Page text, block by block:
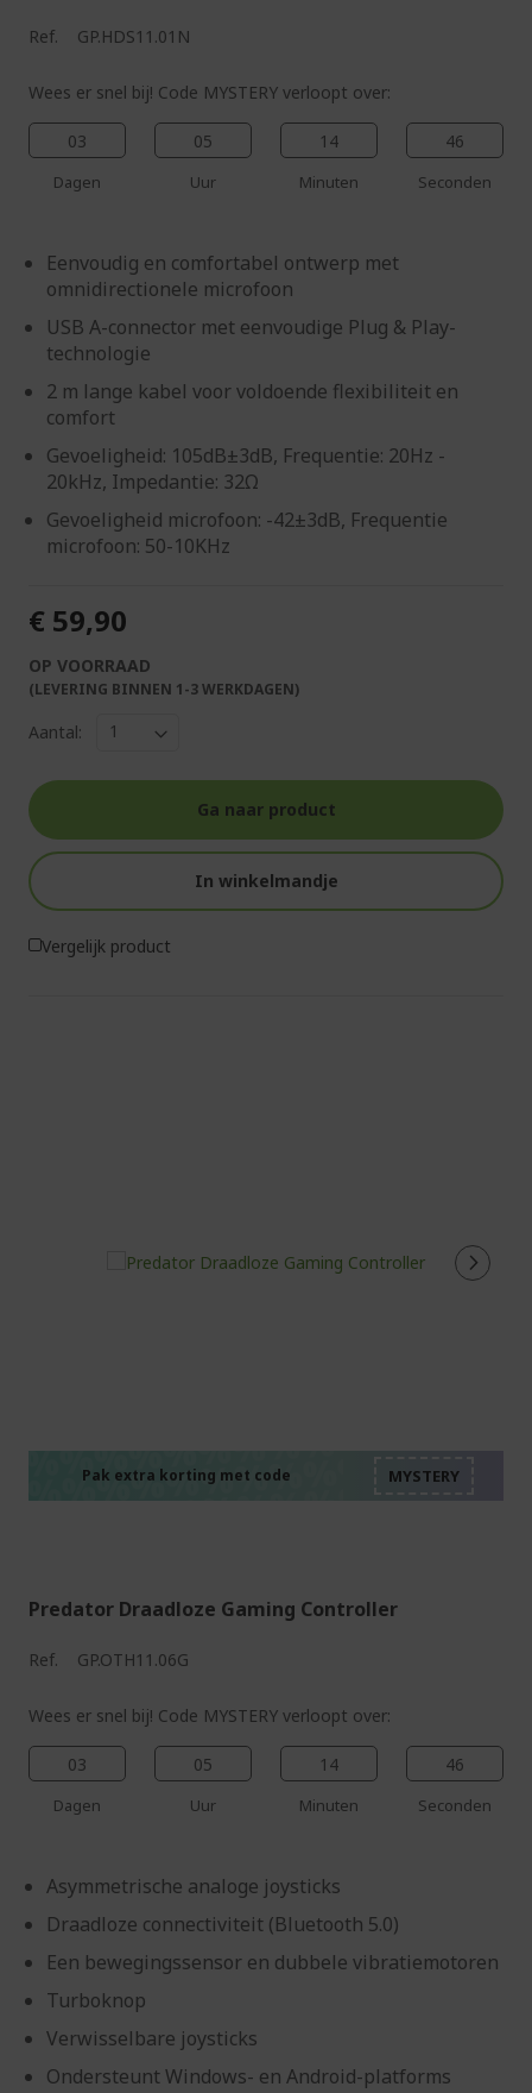
Ref. GP.HDS11.01N
Wees er snel bij! Code MYSTERY verloopt over:
03
Dagen
05
Uur
14
Minuten
45
Seconden
Eenvoudig en comfortabel ontwerp met
omnidirectionele microfoon
USB A-connector met eenvoudige Plug & Play-
technologie
2 m lange kabel voor voldoende flexibiliteit en
comfort
Gevoeligheid: 105dB±3dB, Frequentie: 20Hz -
20kHz, Impedantie: 32Ω
Gevoeligheid microfoon: -42±3dB, Frequentie
microfoon: 50-10KHz
€ 59,90
OP VOORRAAD
(LEVERING BINNEN 1-3 WERKDAGEN)
Aantal:
Ga naar product
In winkelmandje
Vergelijk product
Pak extra korting met code
Predator Draadloze Gaming Controller
Ref. GP.OTH11.06G
Wees er snel bij! Code MYSTERY verloopt over:
03
Dagen
05
Uur
14
Minuten
45
Seconden
Asymmetrische analoge joysticks
Draadloze connectiviteit (Bluetooth 5.0)
Een bewegingssensor en dubbele vibratiemotoren
Turboknop
Verwisselbare joysticks
Ondersteunt Windows- en Android-platforms